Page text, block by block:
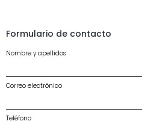
Formulario de contacto
Nombre y apellidos
Correo electrónico
Teléfono